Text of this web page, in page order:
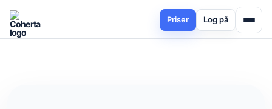
Priser Log på